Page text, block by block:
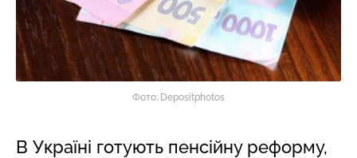
Фото: Depositphotos
В Україні готують пенсійну реформу,